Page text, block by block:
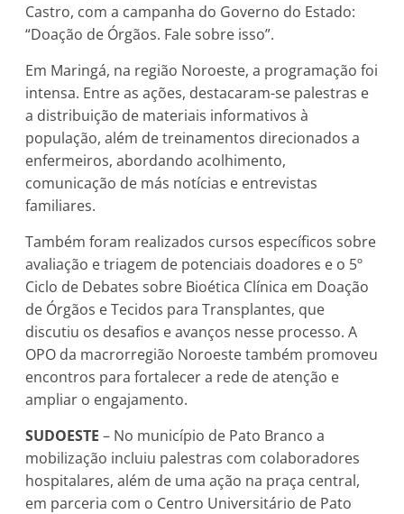
Castro, com a campanha do Governo do Estado:
“Doação de Órgãos. Fale sobre isso”.
Em Maringá, na região Noroeste, a programação foi
intensa. Entre as ações, destacaram-se palestras e
a distribuição de materiais informativos à
população, além de treinamentos direcionados a
enfermeiros, abordando acolhimento,
comunicação de más notícias e entrevistas
familiares.
Também foram realizados cursos específicos sobre
avaliação e triagem de potenciais doadores e o 5º
Ciclo de Debates sobre Bioética Clínica em Doação
de Órgãos e Tecidos para Transplantes, que
discutiu os desafios e avanços nesse processo. A
OPO da macrorregião Noroeste também promoveu
encontros para fortalecer a rede de atenção e
ampliar o engajamento.
SUDOESTE– No município de Pato Branco a
mobilização incluiu palestras com colaboradores
hospitalares, além de uma ação na praça central,
em parceria com o Centro Universitário de Pato